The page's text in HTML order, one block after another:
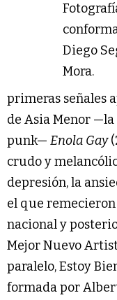
Diego
Mora.
primeras señales
de Asia Menor
punk— Enola Gay
crudo y
depresión, la
el que
nacional y
Mejor Nuevo
paralelo, Estoy
formada por